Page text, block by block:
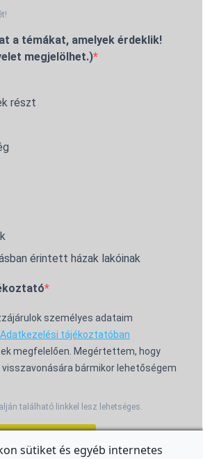
a témákat, amelyek érdeklik!
megjelölhet.)
részt
érintett házak lakóinak
személyes adataim
Adatkezelési tájékoztatóban
megfelelően. Megértettem, hogy
bármikor lehetőségem
található linkkel lesz lehetséges.
sütiket és egyéb internetes